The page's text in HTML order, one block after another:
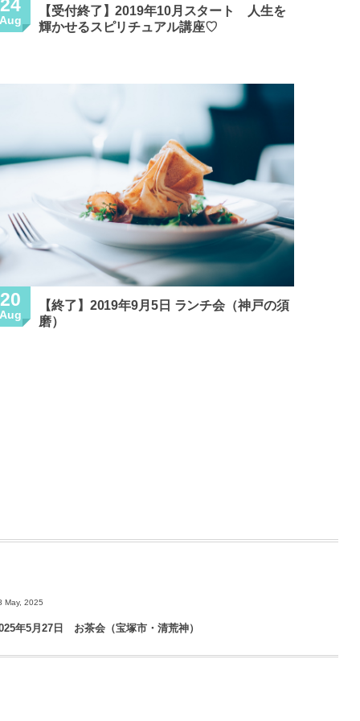
24
Aug
【受付終了】2019年10月スタート 人生を
輝かせるスピリチュアル講座♡
20
Aug
【終了】2019年9月5日 ランチ会（神戸の須
磨）
May, 2025
年5月27日 お茶会（宝塚市・清荒神）